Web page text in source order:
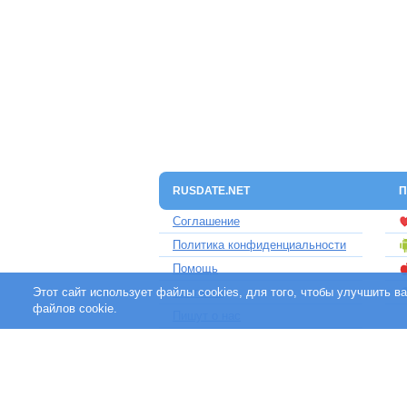
RUSDATE.NET
Соглашение
Политика конфиденциальности
Помощь
Контакты
Этот сайт использует файлы cookies, для того, чтобы улучшить
файлов cookie.